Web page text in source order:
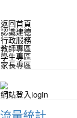
返回首頁
認識建德
行政服務
教師專區
學生專區
家長專區
網站登入login